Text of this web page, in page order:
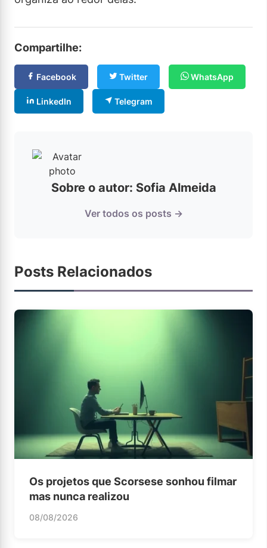
Compartilhe:
Facebook Twitter WhatsApp
LinkedIn Telegram
Sobre o autor: Sofia Almeida
Ver todos os posts →
Posts Relacionados
Os projetos que Scorsese sonhou filmar
mas nunca realizou
08/08/2026